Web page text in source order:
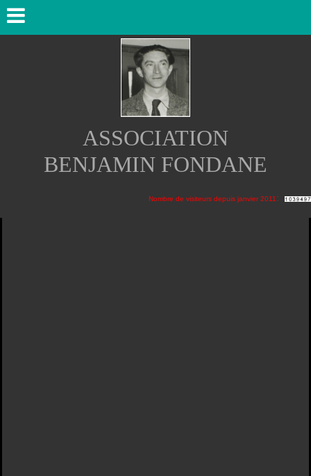
ASSOCIATION
BENJAMIN FONDANE
Nombre de visiteurs depuis janvier 2011: